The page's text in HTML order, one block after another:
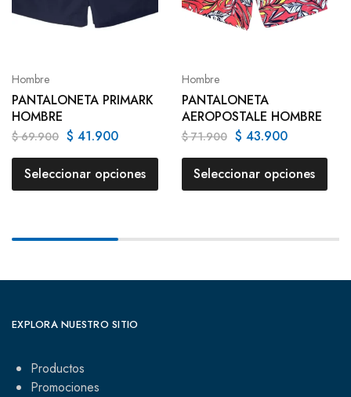
Hombre
PANTALONETA PRIMARK
HOMBRE
$69.900 $ 41.900
Seleccionar opciones
Hombre
PANTALONETA
AEROPOSTALE HOMBRE
$71.900 $ 43.900
Seleccionar opciones
EXPLORA NUESTRO SITIO
Productos
Promociones